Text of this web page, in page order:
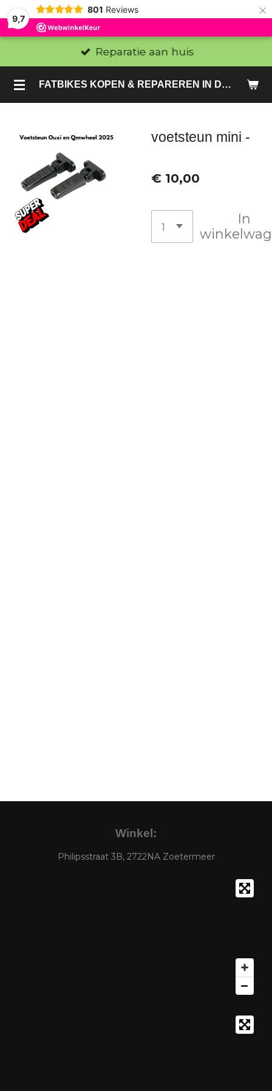
9,7
801 Reviews ×
FATBIKES KOPEN & REPAREREN IN DEN HAAG EN ZOETERMEER - SACHE BIKES
Reparatie aan huis
voetsteun mini -
€ 10,00
In
Winkel:
Philipsstraat 3B, 2722NA Zoetermeer